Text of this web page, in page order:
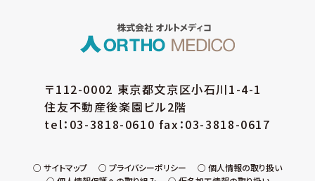
〒112-0002 東京都文京区小石川1-4-1
住友不動産後楽園ビル2階
tel：03-3818-0610 fax：03-3818-0617
サイトマップ プライバシーポリシー
個人情報の取り扱い